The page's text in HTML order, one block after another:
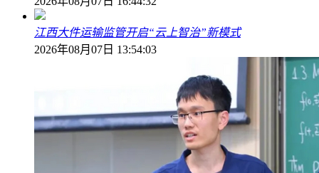
江西大件运输监管开启“云上智治”新模式
2026年08月07日 13:54:03